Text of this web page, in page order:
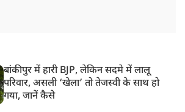
बांकीपुर में हारी BJP, लेकिन सदमे में लालू
परिवार, असली ‘खेला’ तो तेजस्वी के साथ हो
गया, जानें कैसे